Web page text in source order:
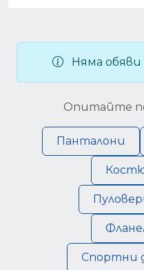
Няма
Опитайте
Панталони
Спортни